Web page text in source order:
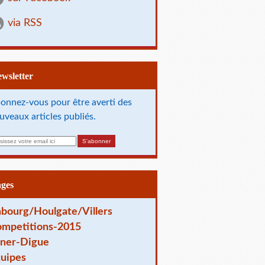
via RSS
vous pour être averti des
articles publiés.
Houlgate/Villers
2015
Digue